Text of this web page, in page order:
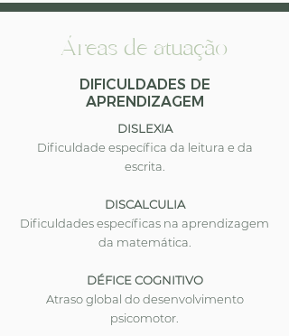
Áreas de atuação
DIFICULDADES DE
APRENDIZAGEM
DISLEXIA
Dificuldade específica da leitura e da
escrita.
DISCALCULIA
Dificuldades específicas na aprendizagem
da matemática.
DÉFICE COGNITIVO
Atraso global do desenvolvimento
psicomotor.